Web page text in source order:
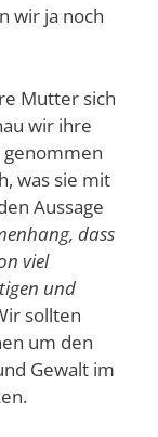
wir ja noch
Mutter sich
wir ihre
was sie mit
Aussage
dass
viel
und
sollten
um den
Gewalt im